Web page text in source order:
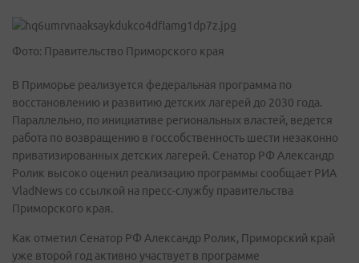
Фото: Правительство Приморского края
В Приморье реализуется федеральная программа по
восстановлению и развитию детских лагерей до 2030 года.
Параллельно, по инициативе региональных властей, ведется
работа по возвращению в госсобственность шести незаконно
приватизированных детских лагерей. Сенатор РФ Александр
Ролик высоко оценил реализацию программы сообщает РИА
VladNews со ссылкой на пресс-службу правительства
Приморского края.
Как отметил Сенатор РФ Александр Ролик, Приморский край
уже второй год активно участвует в программе